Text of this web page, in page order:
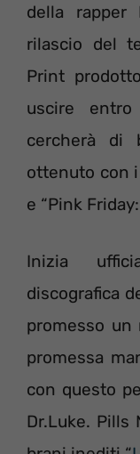
della rapper
rilascio del
Print
uscire
cercherà di
ottenuto con i
e “Pink
Inizia
discografica
promesso
promessa
con questo
Dr.Luke. Pills